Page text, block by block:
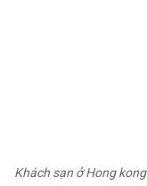
Khách sạn ở Hong kong